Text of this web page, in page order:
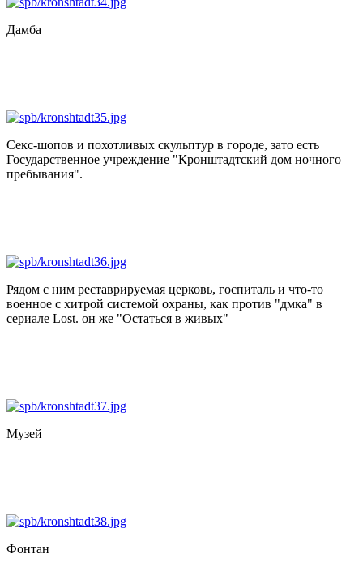
Дамба
Секс-шопов и похотливых скульптур в городе, зато есть
Государственное учреждение "Кронштадтский дом ночного
пребывания".
Рядом с ним реставрируемая церковь, госпиталь и что-то
военное с хитрой системой охраны, как против "дмка" в
сериале Lost. он же "Остаться в живых"
Музей
Фонтан